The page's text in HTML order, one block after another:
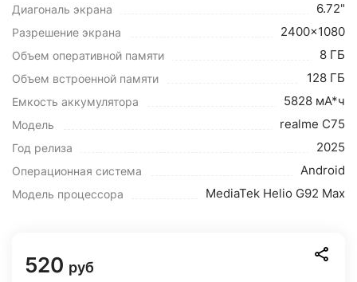
Диагональ экрана 6.72"
Разрешение экрана 2400x1080
Объем оперативной памяти 8 ГБ
Объем встроенной памяти 128 ГБ
Емкость аккумулятора 5828 мА*ч
Модель realme C75
Год релиза 2025
Операционная система Android
Модель процессора MediaTek Helio G92 Max
520 руб